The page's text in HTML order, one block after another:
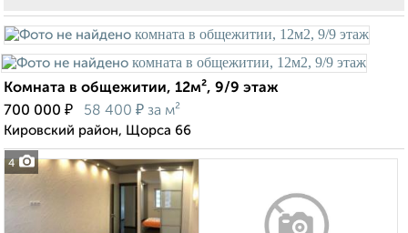
4
Комната в общежитии, 12м², 9/9 этаж
700 000 ₽ 58 400 ₽ за м²
Кировский район, Щорса 66